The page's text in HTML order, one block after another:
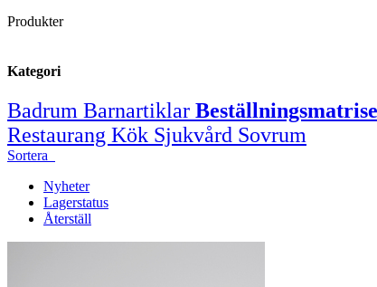
Produkter
Kategori
Badrum Barnartiklar
Restaurang Kök Sjukvård Sovrum
Sortera
Nyheter
Lagerstatus
Återställ